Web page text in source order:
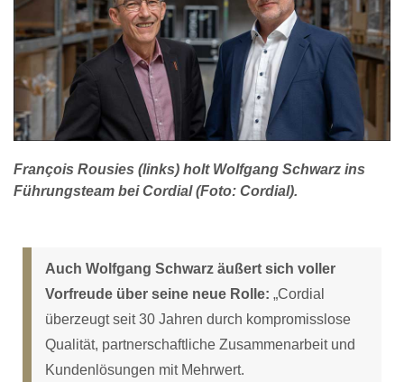
François Rousies (links) holt Wolfgang Schwarz ins
Führungsteam bei Cordial (Foto: Cordial).
Auch Wolfgang Schwarz äußert sich voller
Vorfreude über seine neue Rolle: „Cordial
überzeugt seit 30 Jahren durch kompromisslose
Qualität, partnerschaftliche Zusammenarbeit und
Kundenlösungen mit Mehrwert.